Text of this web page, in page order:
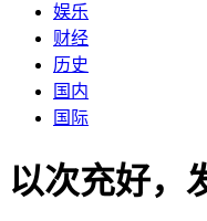
娱乐
财经
历史
国内
国际
以次充好，